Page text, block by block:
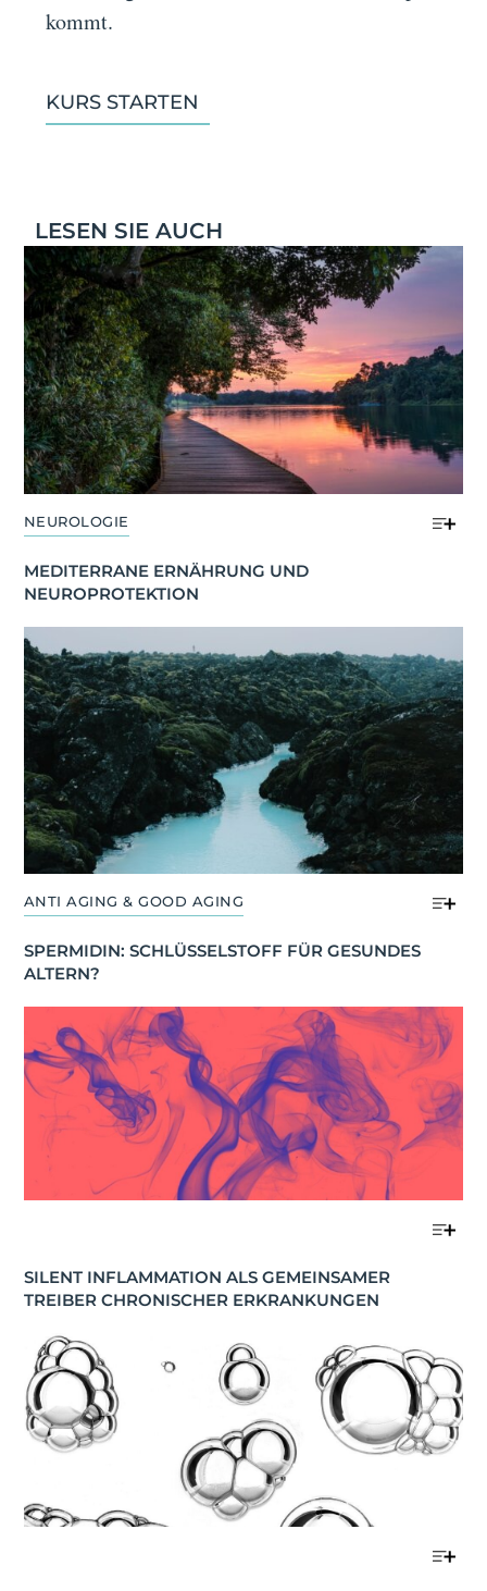
kommt.
KURS STARTEN
LESEN SIE AUCH
NEUROLOGIE
MEDITERRANE ERNÄHRUNG UND
NEUROPROTEKTION
ANTI AGING & GOOD AGING
SPERMIDIN: SCHLÜSSELSTOFF FÜR GESUNDES
ALTERN?
SILENT INFLAMMATION ALS GEMEINSAMER
TREIBER CHRONISCHER ERKRANKUNGEN